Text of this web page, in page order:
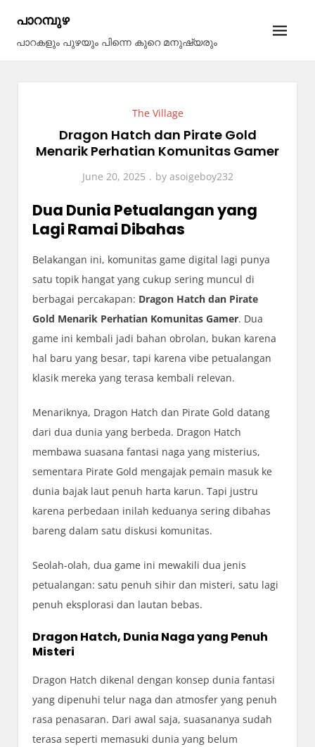
content
പാറമ്പുഴ
പാറകളും പുഴയും പിന്നെ കുറെ മനുഷ്യരും
The Village
Dragon Hatch dan Pirate Gold
Menarik Perhatian Komunitas Gamer
June 20, 2025 by asoigeboy232
Dua Dunia Petualangan yang
Lagi Ramai Dibahas
Belakangan ini, komunitas game digital lagi punya
satu topik hangat yang cukup sering muncul di
berbagai percakapan: Dragon Hatch dan Pirate
Gold Menarik Perhatian Komunitas Gamer. Dua
game ini kembali jadi bahan obrolan, bukan karena
hal baru yang besar, tapi karena vibe petualangan
klasik mereka yang terasa kembali relevan.
Menariknya, Dragon Hatch dan Pirate Gold datang
dari dua dunia yang berbeda. Dragon Hatch
membawa suasana fantasi naga yang misterius,
sementara Pirate Gold mengajak pemain masuk ke
dunia bajak laut penuh harta karun. Tapi justru
karena perbedaan inilah keduanya sering dibahas
bareng dalam satu diskusi komunitas.
Seolah-olah, dua game ini mewakili dua jenis
petualangan: satu penuh sihir dan misteri, satu lagi
penuh eksplorasi dan lautan bebas.
Dragon Hatch, Dunia Naga yang Penuh
Misteri
Dragon Hatch dikenal dengan konsep dunia fantasi
yang dipenuhi telur naga dan atmosfer yang penuh
rasa penasaran. Dari awal saja, suasananya sudah
terasa seperti memasuki dunia yang belum